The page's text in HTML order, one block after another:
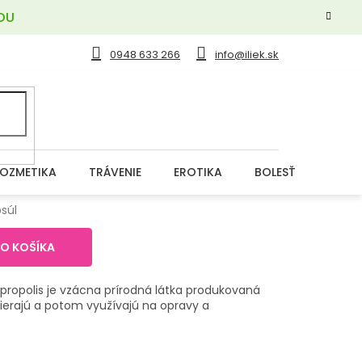
0948 633 266 info@iliek.sk
TRÁVENIE EROTIKA BOLESŤ
KOŠÍKA
je vzácna prírodná látka produkovaná
a potom využívajú na opravy a